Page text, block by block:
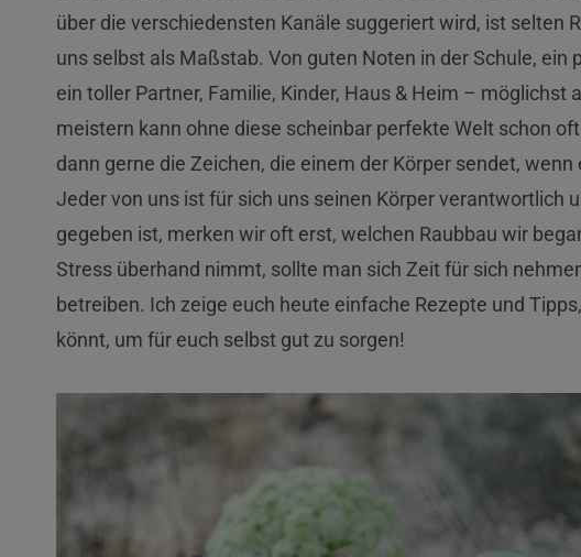
über die verschiedensten Kanäle suggeriert wird, ist selten
uns selbst als Maßstab. Von guten Noten in der Schule, ein
ein toller Partner, Familie, Kinder, Haus & Heim – möglichst
meistern kann ohne diese scheinbar perfekte Welt schon
dann gerne die Zeichen, die einem der Körper sendet,
Jeder von uns ist für sich uns seinen Körper verantwortlich
gegeben ist, merken wir oft erst, welchen Raubbau wir
Stress überhand nimmt, sollte man sich Zeit für sich
betreiben. Ich zeige euch heute einfache Rezepte und
könnt, um für euch selbst gut zu sorgen!